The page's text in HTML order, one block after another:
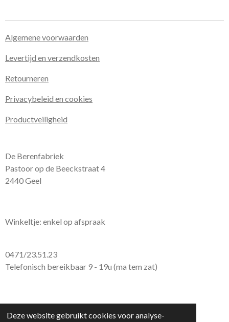
Deze website gebruikt cookies voor analyse-
Algemene voorwaarden
Levertijd en verzendkosten
Retourneren
Privacybeleid en cookies
Productveiligheid
De Berenfabriek
Pastoor op de Beeckstraat 4
2440 Geel
Winkeltje: enkel op afspraak
0471/23.51.23
Telefonisch bereikbaar 9 - 19u (ma tem zat)